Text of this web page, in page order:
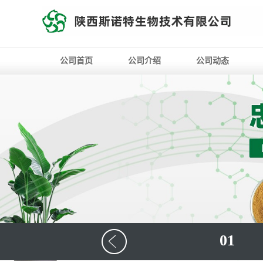
公司首页 公司介绍 公司动态
01